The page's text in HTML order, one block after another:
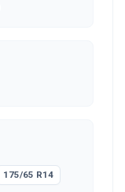
175/65 R14